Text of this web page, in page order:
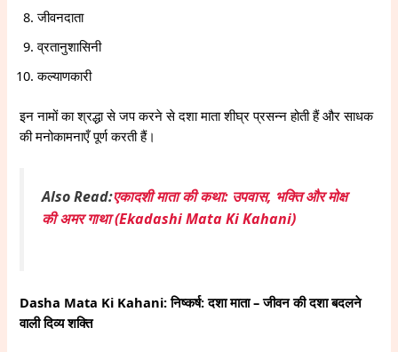
जीवनदाता
व्रतानुशासिनी
कल्याणकारी
इन नामों का श्रद्धा से जप करने से दशा माता शीघ्र प्रसन्न होती हैं और साधक
की मनोकामनाएँ पूर्ण करती हैं।
Also Read:एकादशी माता की कथा: उपवास, भक्ति और मोक्ष
की अमर गाथा (Ekadashi Mata Ki Kahani)
Dasha Mata Ki Kahani: निष्कर्ष: दशा माता – जीवन की दशा बदलने
वाली दिव्य शक्ति